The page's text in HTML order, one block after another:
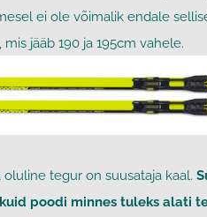
ei ole võimalik endale
mis jääb 190 ja 195cm vahele.
oluline tegur on suusataja kaal.
poodi minnes tuleks alati